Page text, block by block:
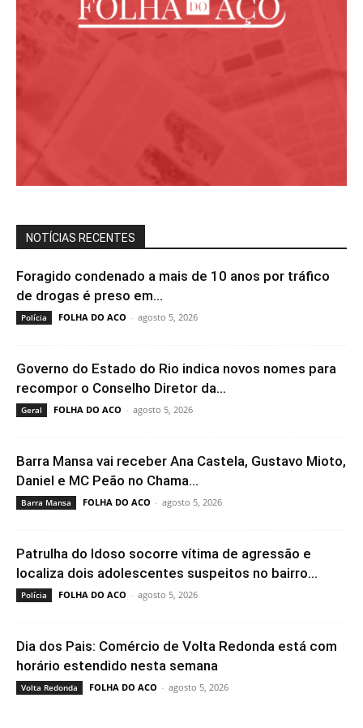
NOTÍCIAS RECENTES
Foragido condenado a mais de 10 anos por tráfico
de drogas é preso em...
Polícia FOLHA DO ACO - agosto 5, 2026
Governo do Estado do Rio indica novos nomes para
recompor o Conselho Diretor da...
Geral FOLHA DO ACO - agosto 5, 2026
Barra Mansa vai receber Ana Castela, Gustavo Mioto,
Daniel e MC Peão no Chama...
Barra Mansa FOLHA DO ACO - agosto 5, 2026
Patrulha do Idoso socorre vítima de agressão e
localiza dois adolescentes suspeitos no bairro...
Polícia FOLHA DO ACO - agosto 5, 2026
Dia dos Pais: Comércio de Volta Redonda está com
horário estendido nesta semana
Volta Redonda FOLHA DO ACO - agosto 5, 2026